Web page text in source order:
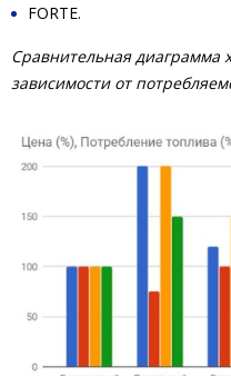
FORTE.
Сравнительная диаграмма
зависимости от